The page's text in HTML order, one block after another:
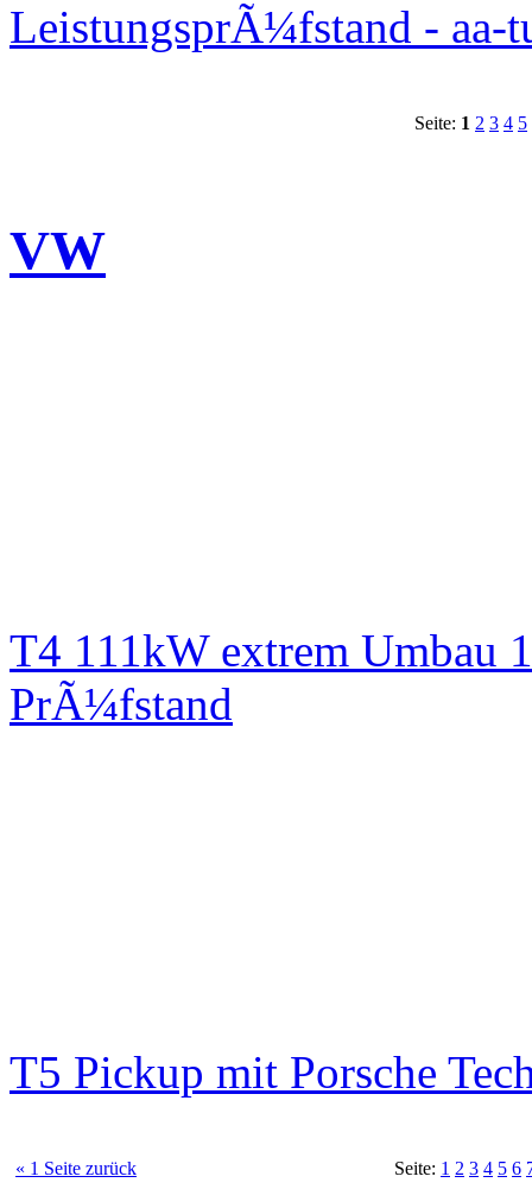
LeistungsprÃ¼fstand - aa-
Seite: 1 2 3 4 5
VW
T4 111kW extrem Umbau
PrÃ¼fstand
T5 Pickup mit Porsche
« 1 Seite zurück Seite: 1 2 3 4 5 6